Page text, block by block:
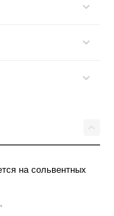
на сольвентных